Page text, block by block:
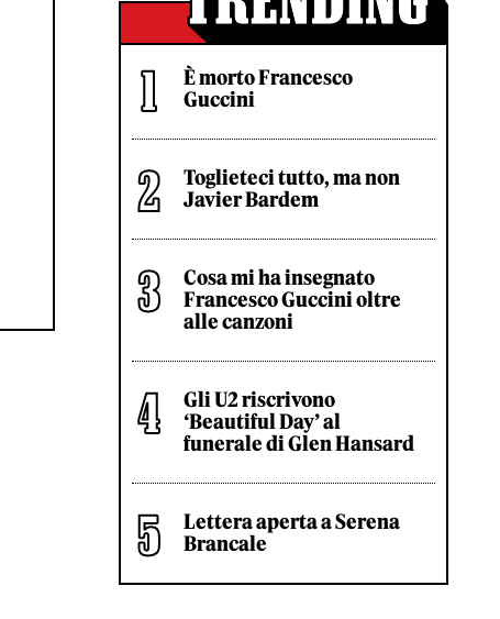
È morto Francesco
Guccini
Toglieteci tutto, ma non
Javier Bardem
Cosa mi ha insegnato
Francesco Guccini oltre
alle canzoni
Gli U2 riscrivono
‘Beautiful Day’ al
funerale di Glen Hansard
Lettera aperta a Serena
Brancale